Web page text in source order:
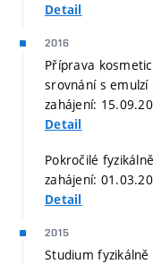
Detail
2016
Příprava
srovnání s
zahájení:
Detail
Pokročilé
zahájení:
Detail
2015
Studium